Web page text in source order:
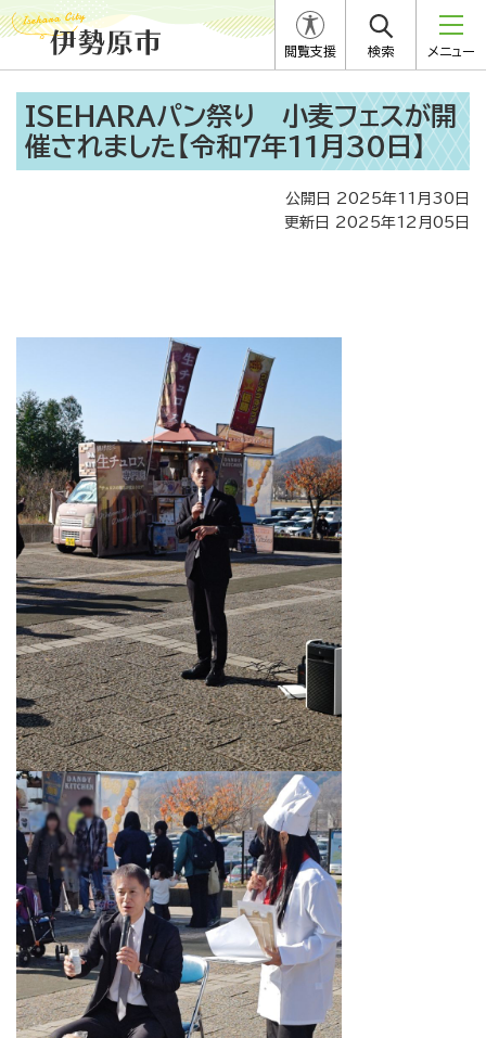
閲覧支援 検索 メニュー
ISEHARAパン祭り 小麦フェスが開
催されました【令和7年11月30日】
公開日 2025年11月30日
更新日 2025年12月05日